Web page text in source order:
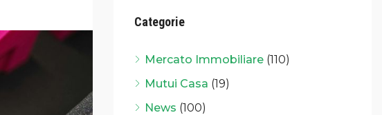
Categorie
Mercato Immobiliare(110)
Mutui Casa (19)
News (100)